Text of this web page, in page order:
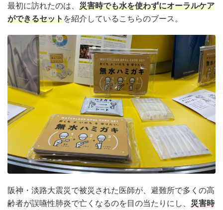
最初に訪れたのは、 災害時でも水を使わずにオーラルケア
ができるセットを紹介しているこちらのブース。
阪神・淡路大震災で被災された医師が、避難所で多くの高
齢者が誤嚥性肺炎で亡くなるのを目の当たりにし、 災害時